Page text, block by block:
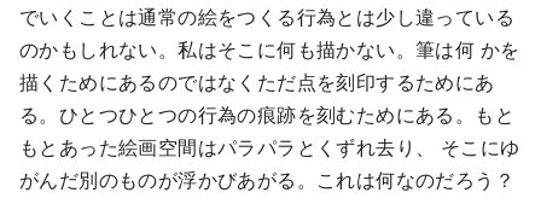
でいくことは通常の絵をつくる行為とは少し違っている
のかもしれない。私はそこに何も描かない。筆は何 かを
描くためにあるのではなくただ点を刻印するためにあ
る。ひとつひとつの行為の痕跡を刻むためにある。もと
もとあった絵画空間はパラパラとくずれ去り、 そこにゆ
がんだ別のものが浮かびあがる。これは何なのだろう？